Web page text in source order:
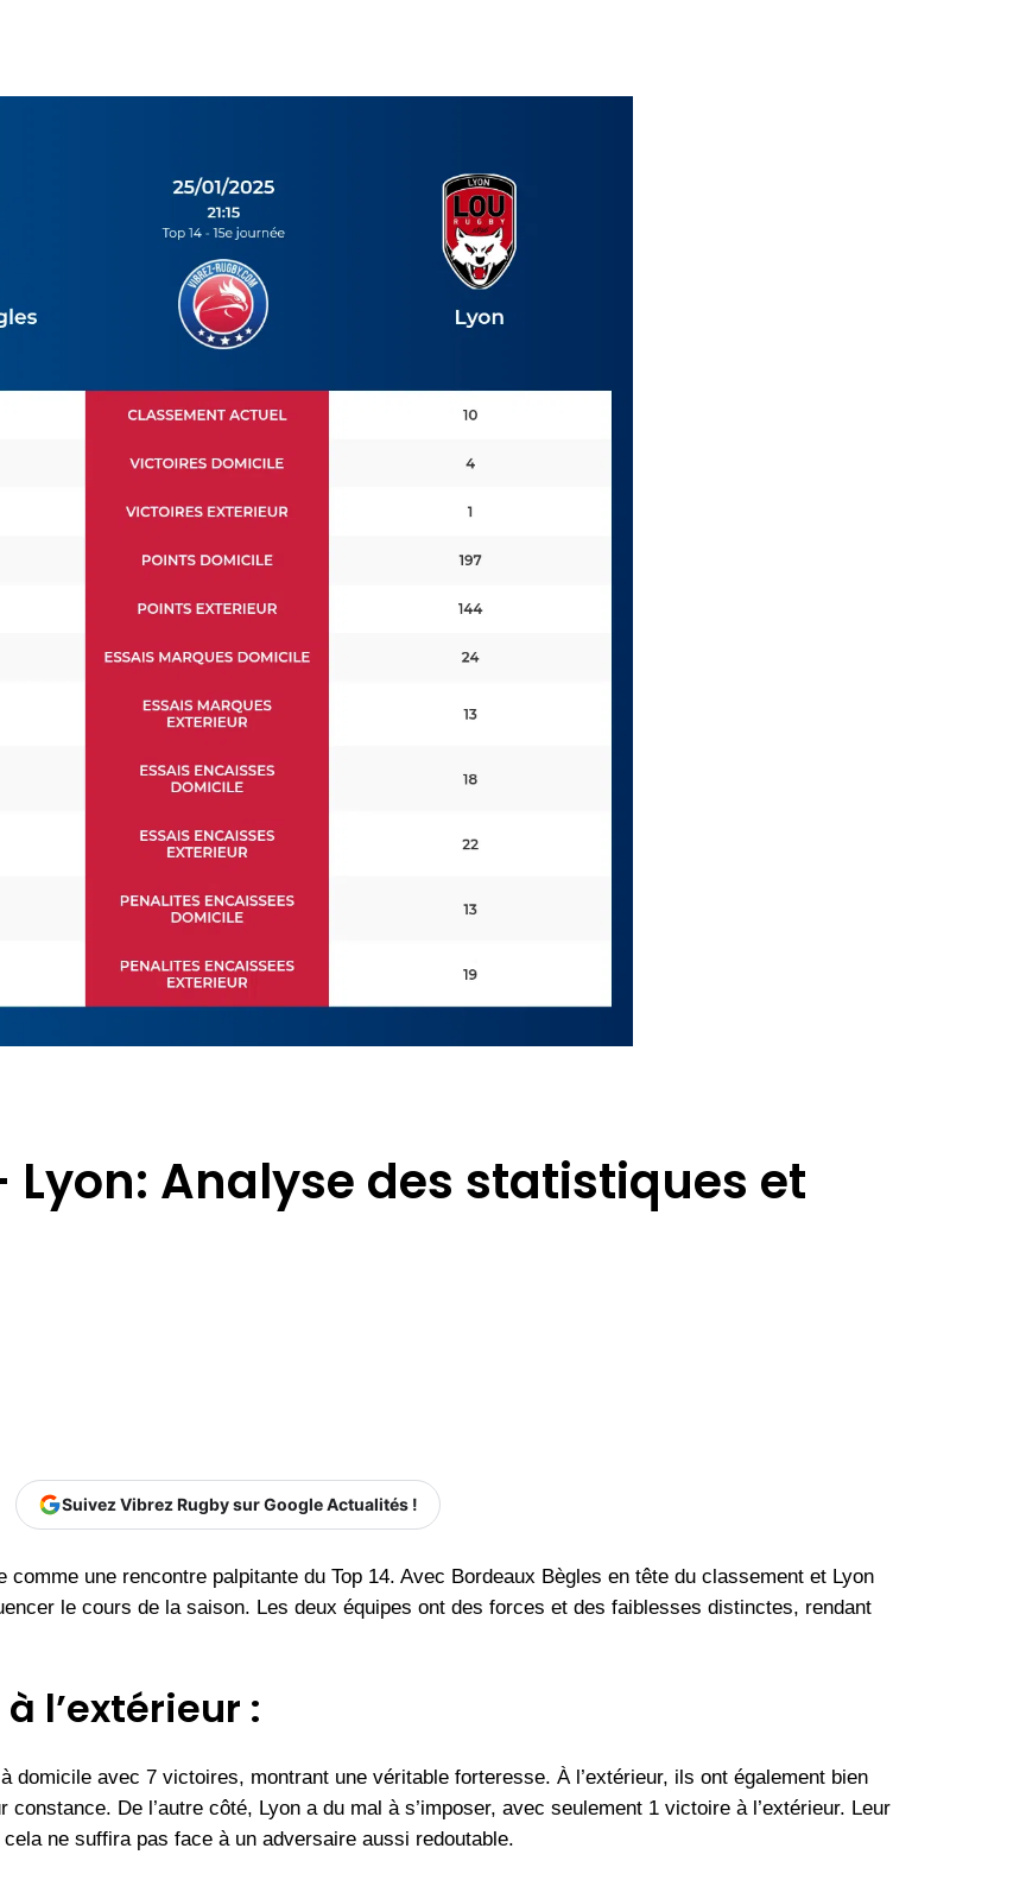
Lyon: Analyse des statistiques et
Suivez Vibrez Rugby sur Google Actualités !
comme une rencontre palpitante du Top 14. Avec Bordeaux Bègles en tête du classement et Lyon
le cours de la saison. Les deux équipes ont des forces et des faiblesses distinctes, rendant
l’extérieur :
domicile avec 7 victoires, montrant une véritable forteresse. À l’extérieur, ils ont également bien
De l’autre côté, Lyon a du mal à s’imposer, avec seulement 1 victoire à l’extérieur. Leur
ne suffira pas face à un adversaire aussi redoutable.